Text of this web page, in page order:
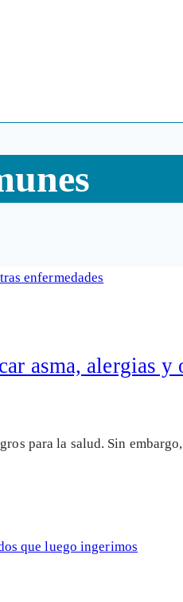
asma, alergias y
para la salud. Sin